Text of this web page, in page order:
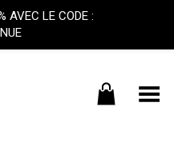
Basculer le menu
AVEC LE CODE :